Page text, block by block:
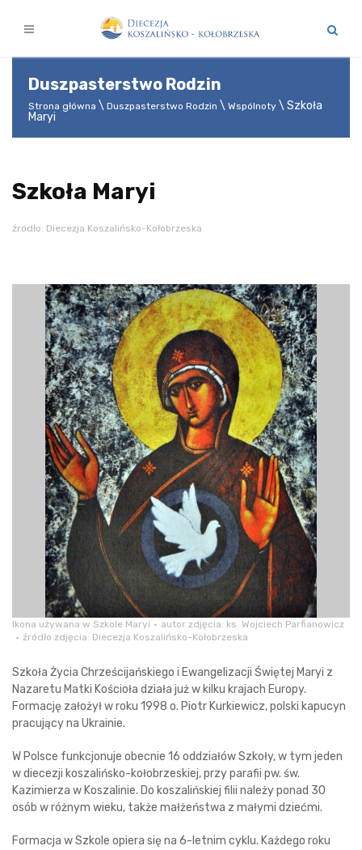
Duszpasterstwo Rodzin
Strona główna Duszpasterstwo Rodzin Wspólnoty
Szkoła
Maryi
Szkoła Maryi
źródło: Diecezja Koszalińsko-Kołobrzeska
Ikona używana w Szkole Maryi
autor zdjęcia: ks. Wojciech Parfianowicz
źródło zdjęcia: Diecezja Koszalińsko-Kołobrzeska
Szkoła Życia Chrześcijańskiego i Ewangelizacji Świętej Maryi z
Nazaretu Matki Kościoła działa już w kilku krajach Europy.
Formację założył w roku 1998 o. Piotr Kurkiewicz, polski kapucyn
pracujący na Ukrainie.
W Polsce funkcjonuje obecnie 16 oddziałów Szkoły, w tym jeden
w diecezji koszalińsko-kołobrzeskiej, przy parafii pw. św.
Kazimierza w Koszalinie. Do koszalińskiej filii należy ponad 30
osób w różnym wieku, także małżeństwa z małymi dziećmi.
Formacja w Szkole opiera się na 6-letnim cyklu. Każdego roku